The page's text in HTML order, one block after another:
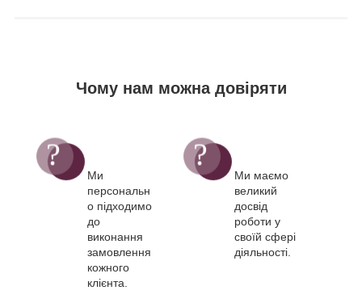
Чому нам можна довіряти
Ми
персональн
о підходимо
до
виконання
замовлення
кожного
клієнта.
Ми маємо
великий
досвід
роботи у
своїй сфері
діяльності.